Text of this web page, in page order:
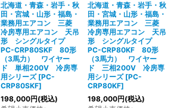
北海道・青森・岩手・秋
田・宮城・山形・福島・
業務用エアコン 三菱
冷房専用エアコン 天吊
形 シングルタイプ
PC-CRP80SKF 80形
（3馬力） ワイヤー
ド 単相200V 冷房専
用シリーズ [PC-
CRP80SKF]
198,000円(税込)
北海道・青森・岩手・秋
田・宮城・山形・福島・
業務用エアコン 三菱
冷房専用エアコン 天吊
形 シングルタイプ
PC-CRP80KF 80形
（3馬力） ワイヤー
ド 三相200V 冷房専
用シリーズ [PC-
CRP80KF]
198,000円(税込)